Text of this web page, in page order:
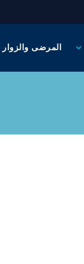
المرضى والزوار